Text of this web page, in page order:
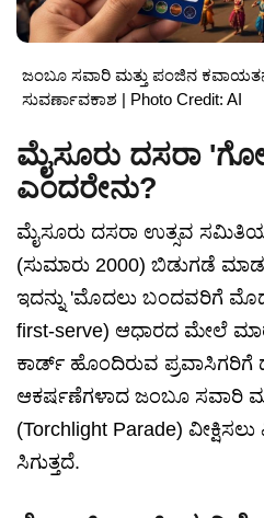
ಜಂಬೂ ಸವಾರಿ ಮತ್ತು ಪಂಜಿನ
ಸುವರ್ಣಾವಕಾಶ | Photo Credit: AI
ಮೈಸೂರು ದಸರಾ
ಎಂದರೇನು?
ಮೈಸೂರು ದಸರಾ ಉತ್ಸವ
(ಸುಮಾರು 2000) ಬಿಡುಗಡೆ
ಇದನ್ನು 'ಮೊದಲು ಬಂದವರಿಗೆ
first-serve) ಆಧಾರದ ಮೇಲೆ
ಕಾರ್ಡ್ ಹೊಂದಿರುವ
ಆಕರ್ಷಣೆಗಳಾದ ಜಂಬೂ ಸವಾರಿ
(Torchlight Parade)
ಸಿಗುತ್ತದೆ.